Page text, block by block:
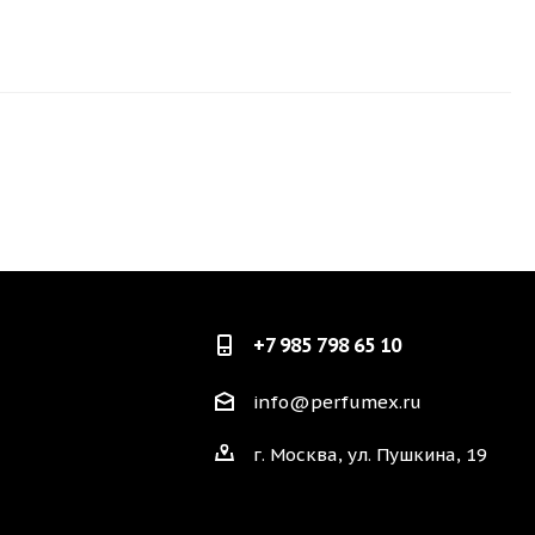
+7 985 798 65 10
info@perfumex.ru
г. Москва, ул. Пушкина, 19